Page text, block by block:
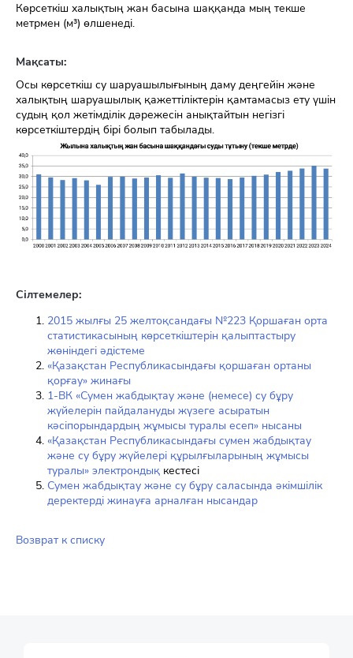
Көрсеткіш халықтың жан басына шаққанда мың текше
метрмен (м³) өлшенеді.
Мақсаты:
Осы көрсеткіш су шаруашылығының даму деңгейін және
халықтың шаруашылық қажеттіліктерін қамтамасыз ету үшін
судың қол жетімділік дәрежесін анықтайтын негізгі
көрсеткіштердің бірі болып табылады.
Сілтемелер:
2015 жылғы 25 желтоқсандағы №223 Қоршаған орта
статистикасының көрсеткіштерін қалыптастыру
жөніндегі әдістеме
«Қазақстан Республикасындағы қоршаған ортаны
қорғау» жинағы
1-ВК «Сумен жабдықтау және (немесе) су бұру
жүйелерін пайдалануды жүзеге асыратын
кәсіпорындардың жұмысы туралы есеп» нысаны
«Қазақстан Республикасындағы сумен жабдықтау
және су бұру жүйелері құрылғыларының жұмысы
туралы» электрондық кестесі
Сумен жабдықтау және су бұру саласында әкімшілік
деректерді жинауға арналған нысандар
Возврат к списку